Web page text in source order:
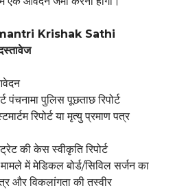
Krishak Sathi
पुलिस पूछताछ रिपोर्ट
रिपोर्ट या मृत्यु प्रमाण पत्र
की केस स्वीकृति रिपोर्ट
में मेडिकल बोर्ड/सिविल सर्जन का
और विकलांगता की तस्वीर